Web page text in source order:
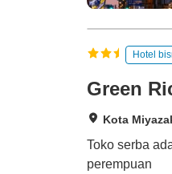
Hotel
Green
Kota
Toko serba
perempuan